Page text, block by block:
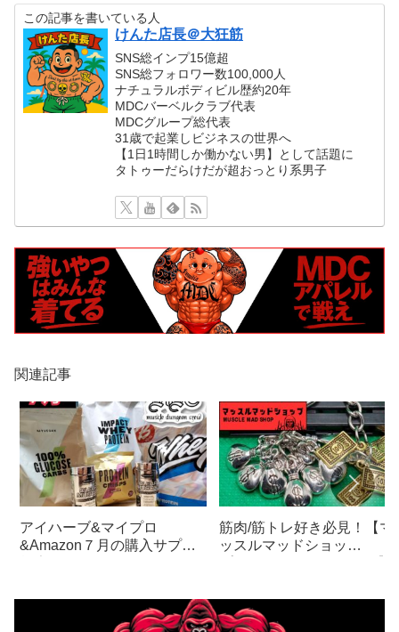
この記事を書いている人
けんた店長＠大狂筋
SNS総インプ15億超
SNS総フォロワー数100,000人
ナチュラルボディビル歴約20年
MDCバーベルクラブ代表
MDCグループ総代表
31歳で起業しビジネスの世界へ
【1日1時間しか働かない男】として話題に
タトゥーだらけだが超おっとり系男子
関連記事
アイハーブ&マイプロ
&Amazon７月の購入サプリ
筋肉/筋トレ好き必見！【マ
ッスルマッドショッ
ストステロンブースト》